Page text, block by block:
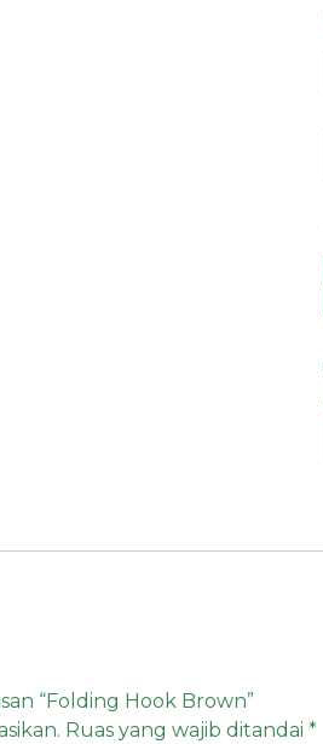
“Folding Hook Brown”
Ruas yang wajib ditandai *